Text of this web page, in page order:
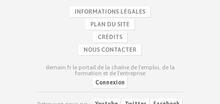
INFORMATIONS LÉGALES
PLAN DU SITE
CRÉDITS
NOUS CONTACTER
demain.fr le portail de la chaîne de l'emploi, de la
formation et de l'entreprise
Connexion